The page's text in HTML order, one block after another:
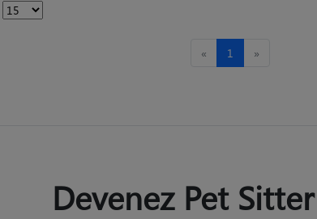
« 1 »
Devenez Pet